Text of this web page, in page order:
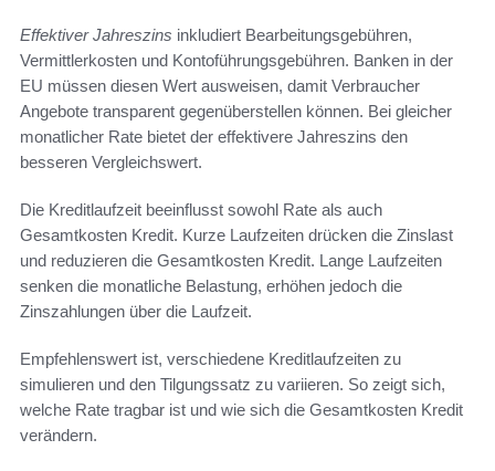
Effektiver Jahreszins inkludiert Bearbeitungsgebühren,
Vermittlerkosten und Kontoführungsgebühren. Banken in der
EU müssen diesen Wert ausweisen, damit Verbraucher
Angebote transparent gegenüberstellen können. Bei gleicher
monatlicher Rate bietet der effektivere Jahreszins den
besseren Vergleichswert.
Die Kreditlaufzeit beeinflusst sowohl Rate als auch
Gesamtkosten Kredit. Kurze Laufzeiten drücken die Zinslast
und reduzieren die Gesamtkosten Kredit. Lange Laufzeiten
senken die monatliche Belastung, erhöhen jedoch die
Zinszahlungen über die Laufzeit.
Empfehlenswert ist, verschiedene Kreditlaufzeiten zu
simulieren und den Tilgungssatz zu variieren. So zeigt sich,
welche Rate tragbar ist und wie sich die Gesamtkosten Kredit
verändern.